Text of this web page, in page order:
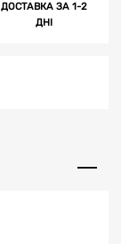
ДОСТАВКА ЗА 1-2
ДНІ